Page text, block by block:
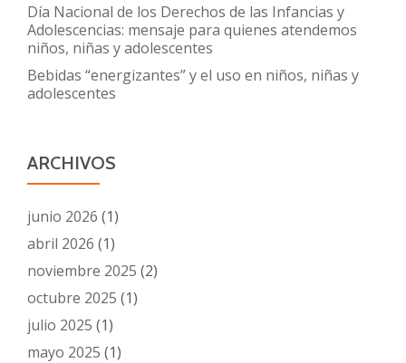
Día Nacional de los Derechos de las Infancias y
Adolescencias: mensaje para quienes atendemos
niños, niñas y adolescentes
Bebidas “energizantes” y el uso en niños, niñas y
adolescentes
ARCHIVOS
junio 2026 (1)
abril 2026 (1)
noviembre 2025 (2)
octubre 2025 (1)
julio 2025 (1)
mayo 2025 (1)